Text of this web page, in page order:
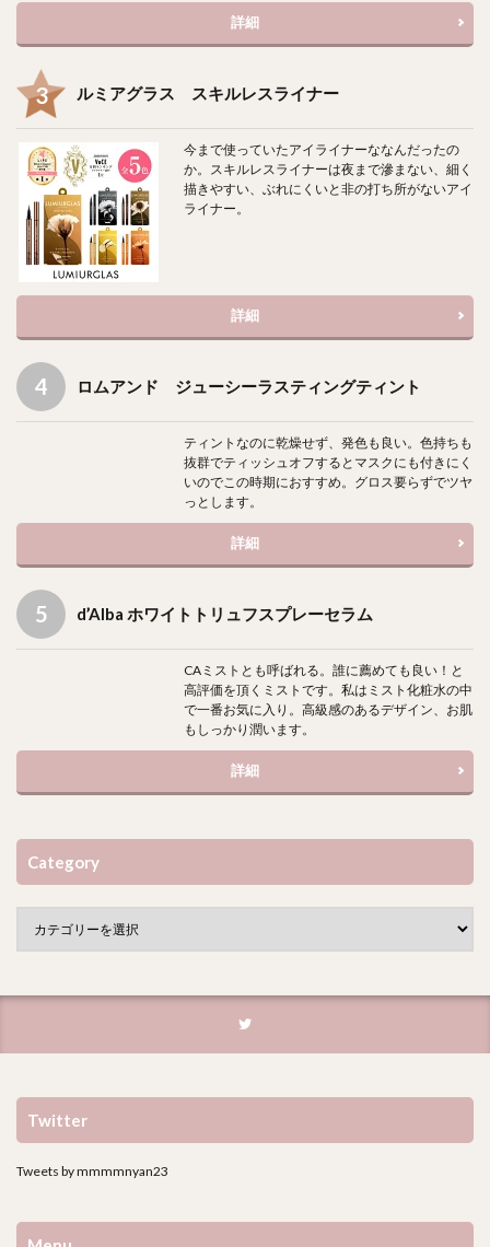
詳細
ルミアグラス スキルレスライナー
今まで使っていたアイライナーななんだったの
か。スキルレスライナーは夜まで滲まない、細く
描きやすい、ぶれにくいと非の打ち所がないアイ
ライナー。
詳細
ロムアンド ジューシーラスティングティント
ティントなのに乾燥せず、発色も良い。色持ちも
抜群でティッシュオフするとマスクにも付きにく
いのでこの時期におすすめ。グロス要らずでツヤ
っとします。
詳細
d’Alba ホワイトトリュフスプレーセラム
CAミストとも呼ばれる。誰に薦めても良い！と
高評価を頂くミストです。私はミスト化粧水の中
で一番お気に入り。高級感のあるデザイン、お肌
もしっかり潤います。
詳細
Category
Twitter
Tweets by mmmmnyan23